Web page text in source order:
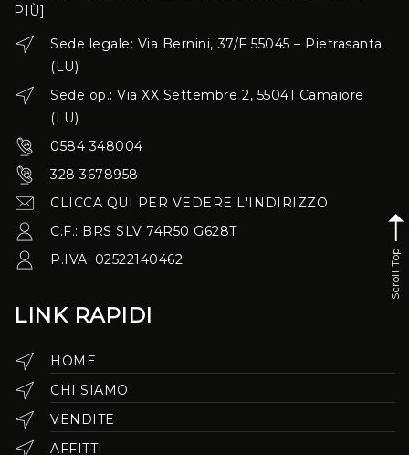
PIÙ]
Sede legale: Via Bernini, 37/F 55045 – Pietrasanta
(LU)
Sede op.: Via XX Settembre 2, 55041 Camaiore
(LU)
0584 348004
328 3678958
CLICCA QUI PER VEDERE L'INDIRIZZO
C.F.: BRS SLV 74R50 G628T
P.IVA: 02522140462
LINK RAPIDI
HOME
CHI SIAMO
VENDITE
AFFITTI
Scroll Top